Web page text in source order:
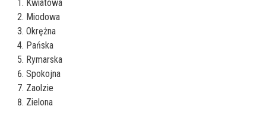
Kwiatowa
Miodowa
Okrężna
Pańska
Rymarska
Spokojna
Zaolzie
Zielona